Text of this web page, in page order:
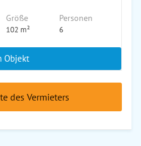
Größe
102 m²
Personen
6
Objekt
des Vermieters